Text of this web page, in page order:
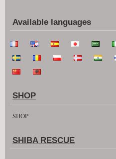
Available languages
SHOP
SHOP
SHIBA RESCUE